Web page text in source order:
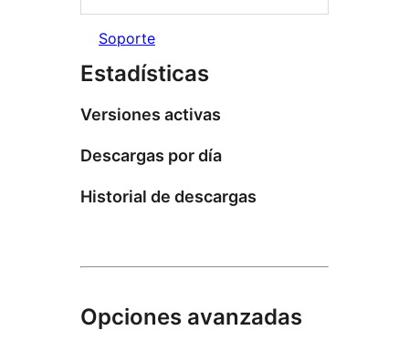
Soporte
Estadísticas
Versiones activas
Descargas por día
Historial de descargas
Opciones avanzadas